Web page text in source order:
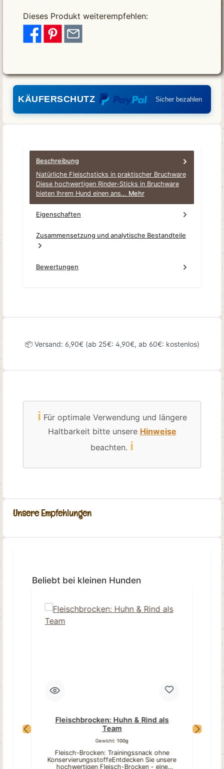
Dieses Produkt weiterempfehlen:
KÄUFERSCHUTZ Sicher bezahlen
Beschreibung
Natürliche Fleischsticks in praktischer Bruchware
Diese hochwertigen Rinder-Sticks in Bruchware
bieten Ihrem Hund einen ans… Mehr
Eigenschaften
Zusammensetzung und analytische Bestandteile
Bewertungen
📦 Versand: 6,90€ (ab 25€: 4,90€, ab 60€: kostenlos)
ℹ️ Für optimale Verwendung und längere
Haltbarkeit bitte unsere Hinweise
beachten. ℹ️
Unsere Empfehlungen
Produktgalerie überspringen
Beliebt bei kleinen Hunden
Fleischbrocken: Huhn & Rind als
Team
Gewicht:100g
Fleisch-Brocken: Trainingssnack ohne
KonservierungsstoffeEntdecken Sie unsere
hochwertigen Fleisch-Brocken - eine